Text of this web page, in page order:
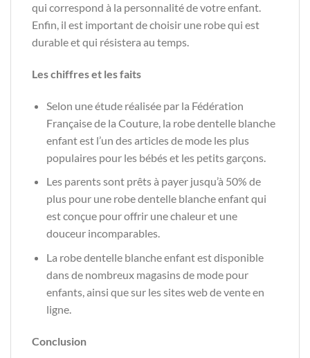
qui correspond à la personnalité de votre enfant.
Enfin, il est important de choisir une robe qui est
durable et qui résistera au temps.
Les chiffres et les faits
Selon une étude réalisée par la Fédération
Française de la Couture, la robe dentelle blanche
enfant est l’un des articles de mode les plus
populaires pour les bébés et les petits garçons.
Les parents sont prêts à payer jusqu’à 50% de
plus pour une robe dentelle blanche enfant qui
est conçue pour offrir une chaleur et une
douceur incomparables.
La robe dentelle blanche enfant est disponible
dans de nombreux magasins de mode pour
enfants, ainsi que sur les sites web de vente en
ligne.
Conclusion